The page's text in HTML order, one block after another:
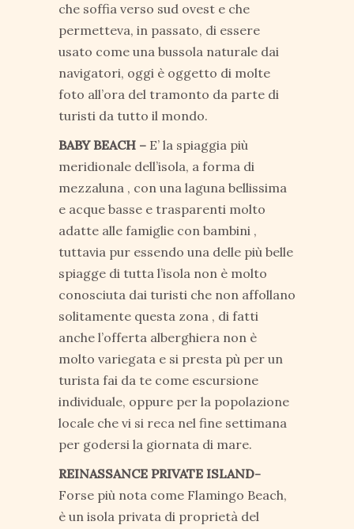
che soffia verso sud ovest e che
permetteva, in passato, di essere
usato come una bussola naturale dai
navigatori, oggi è oggetto di molte
foto all’ora del tramonto da parte di
turisti da tutto il mondo.
BABY BEACH – E’ la spiaggia più
meridionale dell’isola, a forma di
mezzaluna , con una laguna bellissima
e acque basse e trasparenti molto
adatte alle famiglie con bambini ,
tuttavia pur essendo una delle più belle
spiagge di tutta l’isola non è molto
conosciuta dai turisti che non affollano
solitamente questa zona , di fatti
anche l’offerta alberghiera non è
molto variegata e si presta pù per un
turista fai da te come escursione
individuale, oppure per la popolazione
locale che vi si reca nel fine settimana
per godersi la giornata di mare.
REINASSANCE PRIVATE ISLAND-
Forse più nota come Flamingo Beach,
è un isola privata di proprietà del